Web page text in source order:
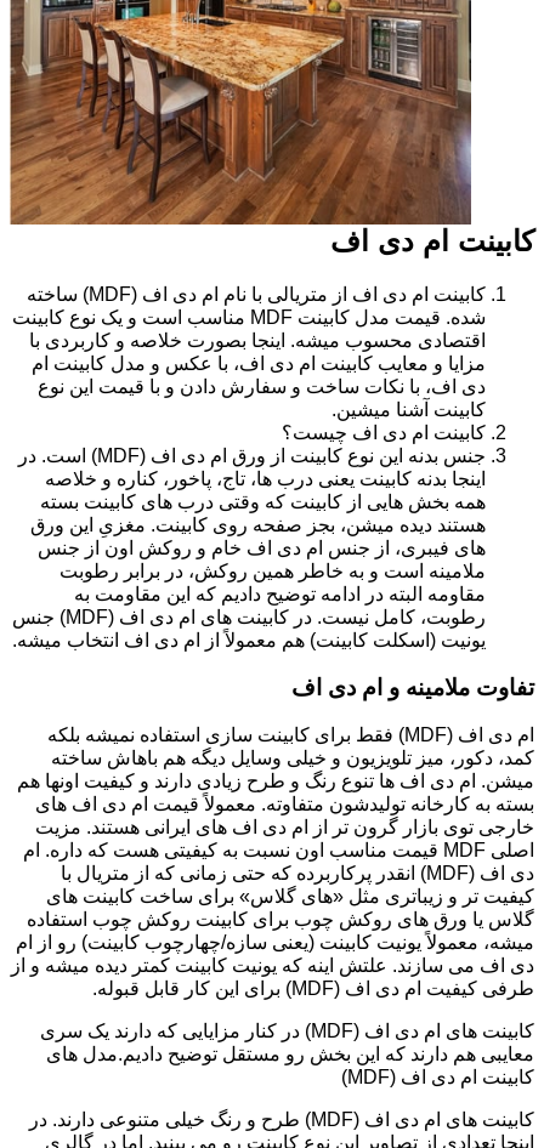
کابینت ام دی اف
کابینت ام دی اف از متریالی با نام ام دی اف (MDF) ساخته
شده. قیمت مدل کابینت MDF مناسب است و یک نوع کابینت
اقتصادی محسوب میشه. اینجا بصورت خلاصه و کاربردی با
مزایا و معایب کابینت ام دی اف، با عکس و مدل کابینت ام
دی اف، با نکات ساخت و سفارش دادن و با قیمت این نوع
کابینت آشنا میشین.
کابینت ام دی اف چیست؟
جنس بدنه این نوع کابینت از ورق ام دی اف (MDF) است. در
اینجا بدنه کابینت یعنی درب ها، تاج، پاخور، کناره و خلاصه
همه بخش هایی از کابینت که وقتی درب های کابینت بسته
هستند دیده میشن، بجز صفحه روی کابینت. مغزیِ این ورق
های فیبری، از جنس ام دی اف خام و روکش اون از جنس
ملامینه است و به خاطر همین روکش، در برابر رطوبت
مقاومه البته در ادامه توضیح دادیم که این مقاومت به
رطوبت، کامل نیست. در کابینت های ام دی اف (MDF) جنس
یونیت (اسکلت کابینت) هم معمولاً از ام دی اف انتخاب میشه.
تفاوت ملامینه و ام دی اف
ام دی اف (MDF) فقط برای کابینت سازی استفاده نمیشه بلکه
کمد، دکور، میز تلویزیون و خیلی وسایل دیگه هم باهاش ساخته
میشن. ام دی اف ها تنوع رنگ و طرح زیادی دارند و کیفیت اونها هم
بسته به کارخانه تولیدشون متفاوته. معمولاً قیمت ام دی اف های
خارجی توی بازار گرون تر از ام دی اف های ایرانی هستند. مزیت
اصلی MDF قیمت مناسب اون نسبت به کیفیتی هست که داره. ام
دی اف (MDF) انقدر پرکاربرده که حتی زمانی که از متریال با
کیفیت تر و زیباتری مثل «های گلاس» برای ساخت کابینت های
گلاس یا ورق های روکش چوب برای کابینت روکش چوب استفاده
میشه، معمولاً یونیت کابینت (یعنی سازه/چهارچوب کابینت) رو از ام
دی اف می سازند. علتش اینه که یونیت کابینت کمتر دیده میشه و از
طرفی کیفیت ام دی اف (MDF) برای این کار قابل قبوله.
کابینت های ام دی اف (MDF) در کنار مزایایی که دارند یک سری
معایبی هم دارند که این بخش رو مستقل توضیح دادیم.مدل های
کابینت ام دی اف (MDF)
کابینت های ام دی اف (MDF) طرح و رنگ خیلی متنوعی دارند. در
اینجا تعدادی از تصاویر این نوع کابینت رو می بینید. اما در گالری